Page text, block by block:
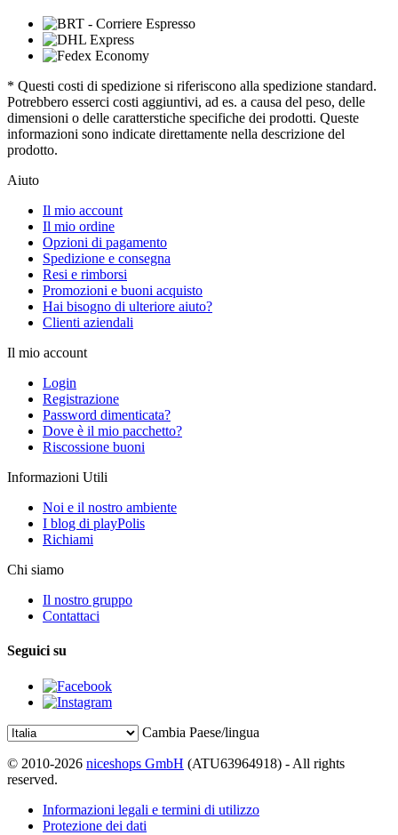
* Questi costi di spedizione si riferiscono alla spedizione standard.
Potrebbero esserci costi aggiuntivi, ad es. a causa del peso, delle
dimensioni o delle caratterstiche specifiche dei prodotti. Queste
informazioni sono indicate direttamente nella descrizione del
prodotto.
Aiuto
Il mio account
Il mio ordine
Opzioni di pagamento
Spedizione e consegna
Resi e rimborsi
Promozioni e buoni acquisto
Hai bisogno di ulteriore aiuto?
Clienti aziendali
Il mio account
Login
Registrazione
Password dimenticata?
Dove è il mio pacchetto?
Riscossione buoni
Informazioni Utili
Noi e il nostro ambiente
I blog di playPolis
Richiami
Chi siamo
Il nostro gruppo
Contattaci
Seguici su
Cambia Paese/lingua
© 2010-2026 niceshops GmbH (ATU63964918) - All rights
reserved.
Informazioni legali e termini di utilizzo
Protezione dei dati